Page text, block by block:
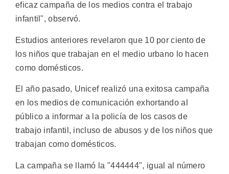
eficaz campaña de los medios contra el trabajo
infantil", observó.
Estudios anteriores revelaron que 10 por ciento de
los niños que trabajan en el medio urbano lo hacen
como domésticos.
El año pasado, Unicef realizó una exitosa campaña
en los medios de comunicación exhortando al
público a informar a la policía de los casos de
trabajo infantil, incluso de abusos y de los niños que
trabajan como domésticos.
La campaña se llamó la "444444", igual al número